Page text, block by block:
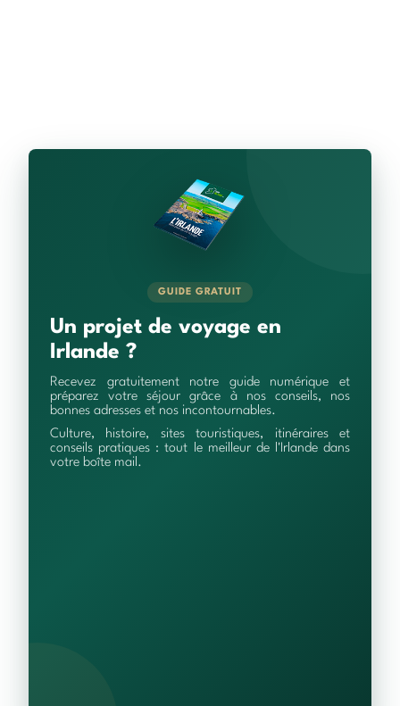
GUIDE GRATUIT
Un projet de voyage en
Irlande ?
Recevez gratuitement notre guide numérique et
préparez votre séjour grâce à nos conseils, nos
bonnes adresses et nos incontournables.
Culture, histoire, sites touristiques, itinéraires et
conseils pratiques : tout le meilleur de l'Irlande dans
votre boîte mail.